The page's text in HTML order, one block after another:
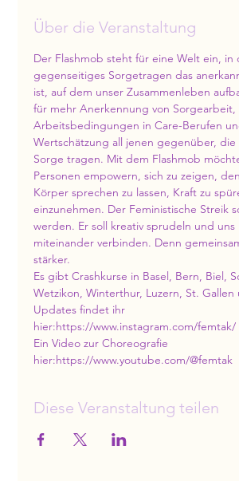
Über die Veranstaltung
Der Flashmob steht für eine Welt ein, in
gegenseitiges Sorgetragen das
ist, auf dem unser Zusammenleben
für mehr Anerkennung von Sorgearbeit,
Arbeitsbedingungen in Care-Berufen
Wertschätzung all jenen gegenüber,
Sorge tragen. Mit dem Flashmob
Personen empowern, sich zu zeigen,
Körper sprechen zu lassen, Kraft zu
einzunehmen. Der Feministische Streik
werden. Er soll kreativ sprudeln und
miteinander verbinden. Denn
stärker.
Es gibt Crashkurse in Basel, Bern, Biel,
Wetzikon, Winterthur, Luzern, St. Gallen
Updates findet ihr
hier:https://www.instagram.com/femtak/
Ein Video zur Choreografie
hier:https://www.youtube.com/@femtak
Diese Veranstaltung teilen